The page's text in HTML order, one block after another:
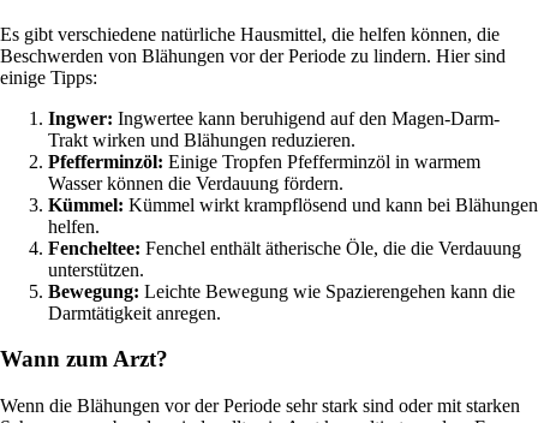
Es gibt verschiedene natürliche Hausmittel, die helfen können, die
Beschwerden von Blähungen vor der Periode zu lindern. Hier sind
einige Tipps:
Ingwer: Ingwertee kann beruhigend auf den Magen-Darm-
Trakt wirken und Blähungen reduzieren.
Pfefferminzöl: Einige Tropfen Pfefferminzöl in warmem
Wasser können die Verdauung fördern.
Kümmel: Kümmel wirkt krampflösend und kann bei Blähungen
helfen.
Fencheltee: Fenchel enthält ätherische Öle, die die Verdauung
unterstützen.
Bewegung: Leichte Bewegung wie Spazierengehen kann die
Darmtätigkeit anregen.
Wann zum Arzt?
Wenn die Blähungen vor der Periode sehr stark sind oder mit starken